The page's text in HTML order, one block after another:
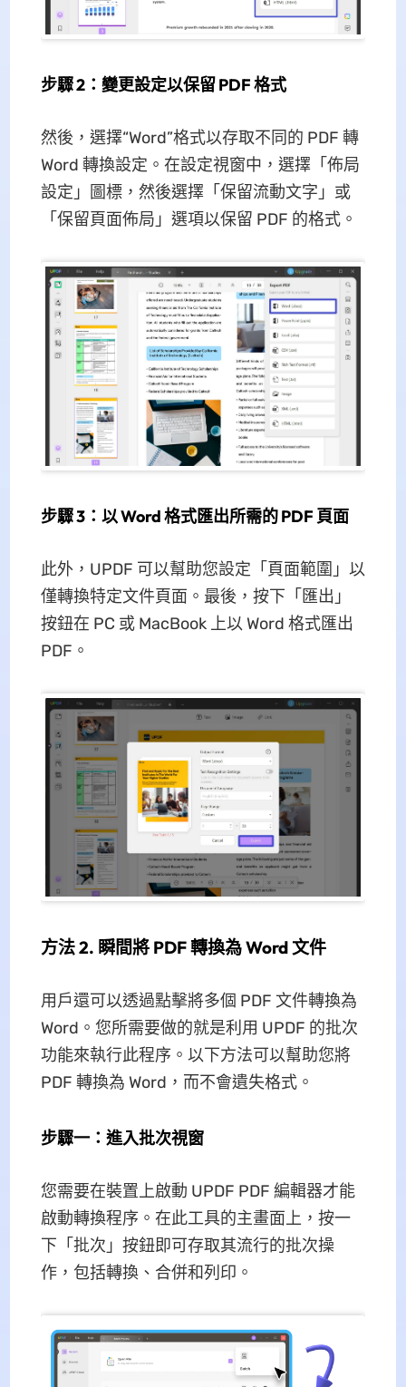
步驟 2：變更設定以保留 PDF 格式
然後，選擇“Word”格式以存取不同的 PDF 轉
Word 轉換設定。在設定視窗中，選擇「佈局
設定」圖標，然後選擇「保留流動文字」或
「保留頁面佈局」選項以保留 PDF 的格式。
步驟 3：以 Word 格式匯出所需的 PDF 頁面
此外，UPDF 可以幫助您設定「頁面範圍」以
僅轉換特定文件頁面。最後，按下「匯出」
按鈕在 PC 或 MacBook 上以 Word 格式匯出
PDF。
方法 2. 瞬間將 PDF 轉換為 Word 文件
用戶還可以透過點擊將多個 PDF 文件轉換為
Word。您所需要做的就是利用 UPDF 的批次
功能來執行此程序。以下方法可以幫助您將
PDF 轉換為 Word，而不會遺失格式。
步驟一：進入批次視窗
您需要在裝置上啟動 UPDF PDF 編輯器才能
啟動轉換程序。在此工具的主畫面上，按一
下「批次」按鈕即可存取其流行的批次操
作，包括轉換、合併和列印。